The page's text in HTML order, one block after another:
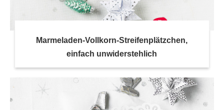
Marmeladen-Vollkorn-Streifenplätzchen,
einfach unwiderstehlich